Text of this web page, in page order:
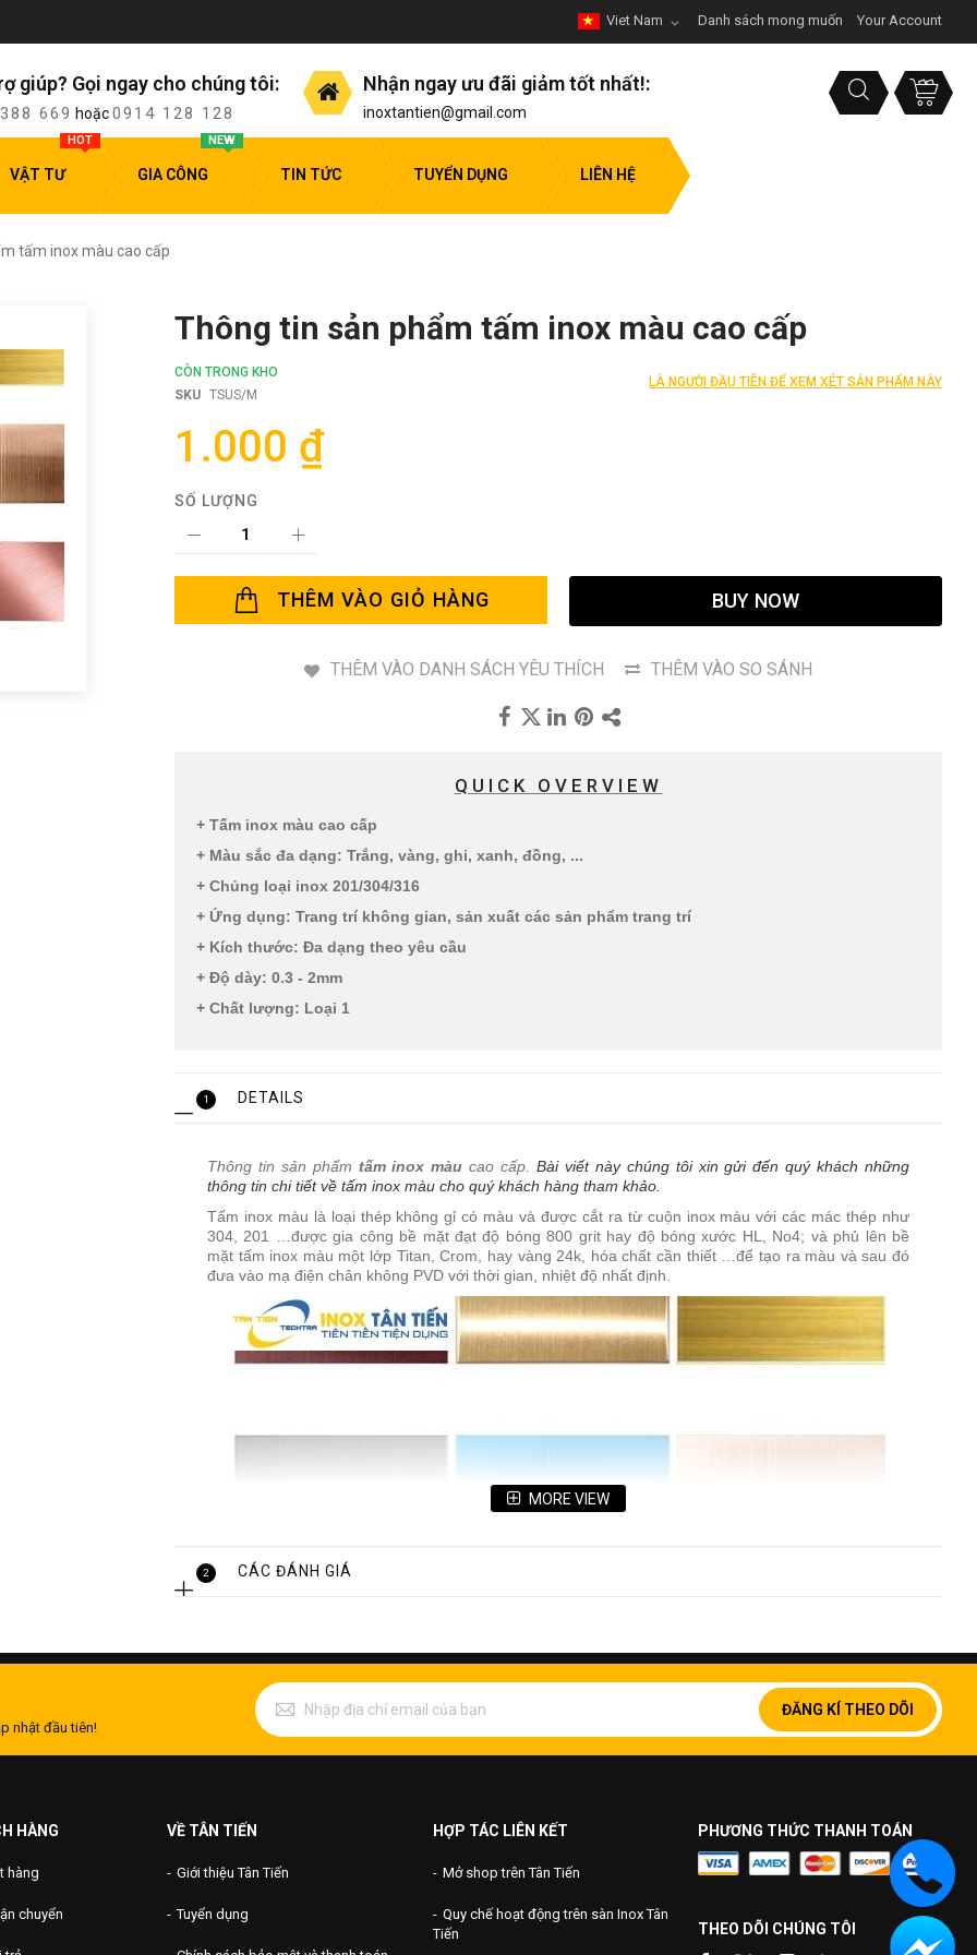
Danh sách mong muốn Your Account
Viet Nam
giúp? Gọi ngay cho chúng tôi:
669 hoặc0914 128 128
Nhận ngay ưu đãi giảm tốt nhất!:
inoxtantien@gmail.com
VẬT TƯ
HOT
GIA CÔNG
NEW
TIN TỨC TUYỂN DỤNG LIÊN HỆ
tấm inox màu cao cấp
Thông tin sản phẩm tấm inox màu cao cấp
CÒN TRONG KHO
SKU TSUS/M
LÀ NGƯỜI ĐẦU TIÊN ĐỂ XEM XÉT SẢN PHẨM NÀY
1.000 ₫
SỐ LƯỢNG
THÊM VÀO GIỎ HÀNG BUY NOW
THÊM VÀO DANH SÁCH YÊU THÍCH THÊM VÀO SO SÁNH
QUICK OVERVIEW
+ Tấm inox màu cao cấp
+ Màu sắc đa dạng: Trắng, vàng, ghi, xanh, đồng, ...
+ Chủng loại inox 201/304/316
+ Ứng dụng: Trang trí không gian, sản xuất các sản phẩm trang trí
+ Kích thước: Đa dạng theo yêu cầu
+ Độ dày: 0.3 - 2mm
+ Chất lượng: Loại 1
1 DETAILS
Thông tin sản phẩm tấm inox màu cao cấp.Bài viết này chúng tôi xin gửi đến quý khách những
thông tin chi tiết về tấm inox màu cho quý khách hàng tham khảo.
Tấm inox màu là loại thép không gỉ có màu và được cắt ra từ cuộn inox màu với các mác thép như
304, 201 …được gia công bề mặt đạt độ bóng 800 grit hay độ bóng xước HL, No4; và phủ lên bề
mặt tấm inox màu một lớp Titan, Crom, hay vàng 24k, hóa chất cần thiết …để tạo ra màu và sau đó
đưa vào mạ điện chân không PVD với thời gian, nhiệt độ nhất định.
Thông tin chi tiết sản phẩm tấm inox màu
MORE VIEW
2 CÁC ĐÁNH GIÁ
nhật đầu tiên!
ĐĂNG KÍ THEO DÕI
HÀNG
hàng
chuyển
VỀ TÂN TIẾN
Giới thiệu Tân Tiến
Tuyển dụng
HỢP TÁC LIÊN KẾT
Mở shop trên Tân Tiến
Quy chế hoạt động trên sàn Inox Tân
Tiến
PHƯƠNG THỨC THANH TOÁN
THEO DÕI CHÚNG TÔI